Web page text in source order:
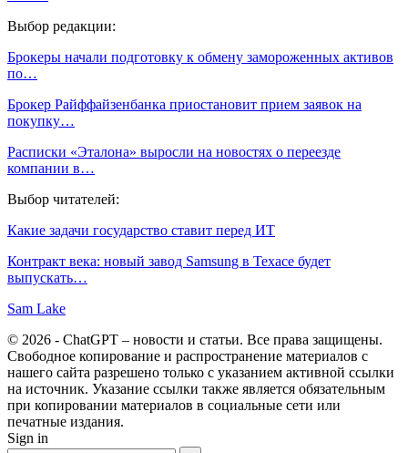
Выбор редакции:
Брокеры начали подготовку к обмену замороженных активов
по…
Брокер Райффайзенбанка приостановит прием заявок на
покупку…
Расписки «Эталона» выросли на новостях о переезде
компании в…
Выбор читателей:
Какие задачи государство ставит перед ИТ
Контракт века: новый завод Samsung в Техасе будет
выпускать…
Sam Lake
© 2026 - ChatGPT – новости и статьи. Все права защищены.
Свободное копирование и распространение материалов с
нашего сайта разрешено только с указанием активной ссылки
на источник. Указание ссылки также является обязательным
при копировании материалов в социальные сети или
печатные издания.
Sign in